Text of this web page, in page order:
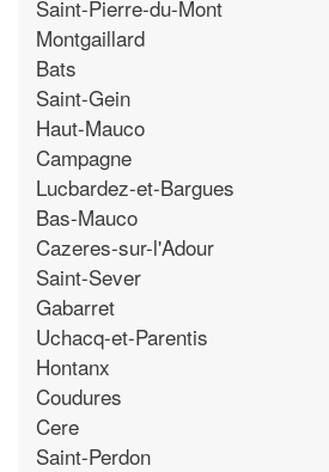
Saint-Pierre-du-Mont
Montgaillard
Bats
Saint-Gein
Haut-Mauco
Campagne
Lucbardez-et-Bargues
Bas-Mauco
Cazeres-sur-l'Adour
Saint-Sever
Gabarret
Uchacq-et-Parentis
Hontanx
Coudures
Cere
Saint-Perdon